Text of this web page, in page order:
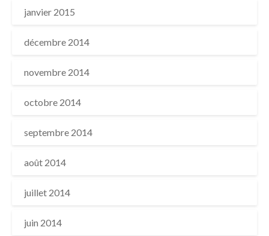
janvier 2015
décembre 2014
novembre 2014
octobre 2014
septembre 2014
août 2014
juillet 2014
juin 2014